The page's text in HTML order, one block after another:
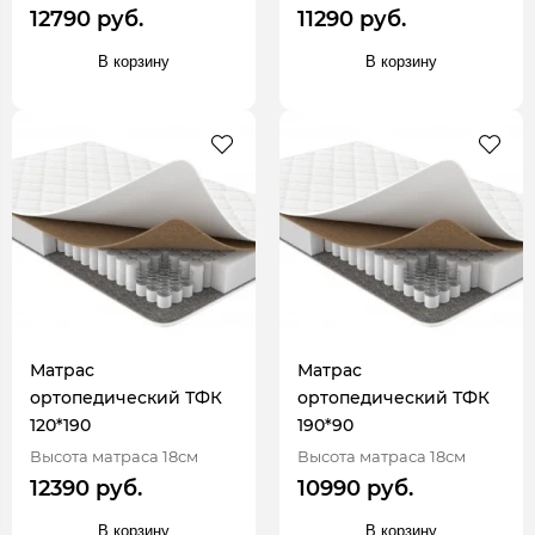
12790 руб.
В корзину
11290 руб.
В корзину
Матрас
ортопедический ТФК
120*190
Высота матраса 18см
12390 руб.
В корзину
Матрас
ортопедический ТФК
190*90
Высота матраса 18см
10990 руб.
В корзину